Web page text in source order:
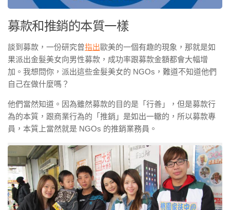
募款和推銷的本質一樣
談到募款，一份研究曾指出歐美的一個有趣的現象，那就是如
果派出金髮美女向男性募款，成功率跟募款金額都會大幅增
加。我想問你，派出這些金髮美女的 NGOs，難道不知道他們
自己在做什麼嗎？
他們當然知道。因為雖然募款的目的是「行善」，但是募款行
為的本質，跟商業行為的「推銷」是如出一轍的，所以募款專
員，本質上當然就是 NGOs 的推銷業務員。